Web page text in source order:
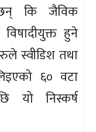
कि जैविक
हुने
स्वीडिश तथा
६० वटा
यो निस्कर्ष